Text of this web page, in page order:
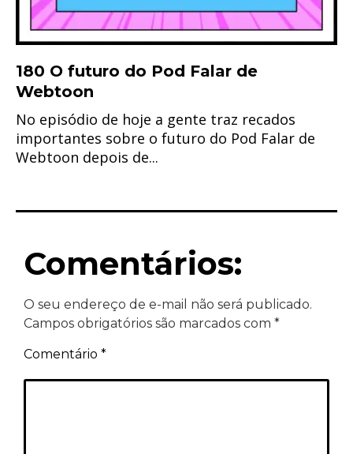
180 O futuro do Pod Falar de
Webtoon
No episódio de hoje a gente traz recados
importantes sobre o futuro do Pod Falar de
Webtoon depois de...
Comentários:
O seu endereço de e-mail não será publicado.
Campos obrigatórios são marcados com *
Comentário *